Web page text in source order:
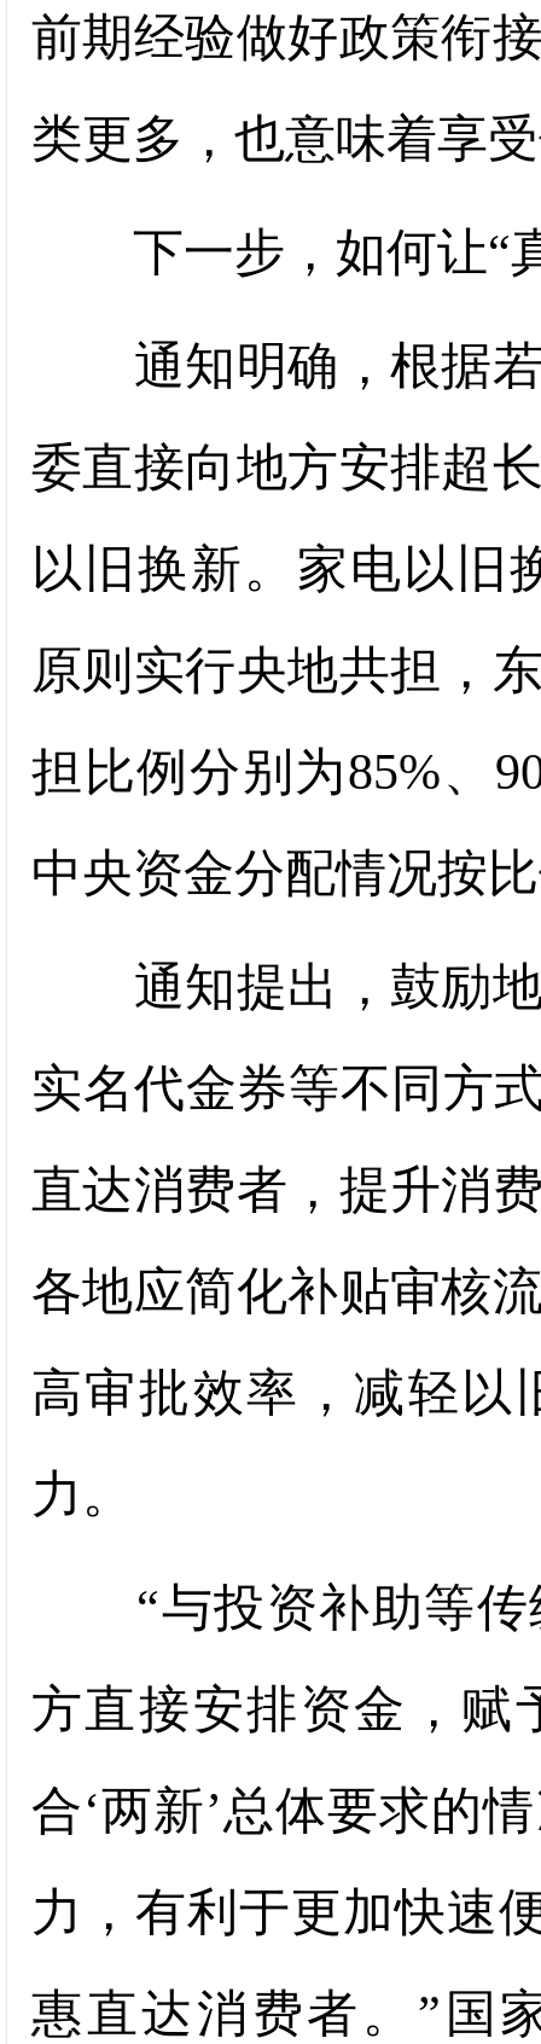
前期经验做好政策衔
类更多，也意味着享
下一步，如何让“
通知明确，根据若
委直接向地方安排超
以旧换新。家电以旧
原则实行央地共担，
担比例分别为85%、
中央资金分配情况按
通知提出，鼓励地
实名代金券等不同方
直达消费者，提升消
各地应简化补贴审核
高审批效率，减轻以
力。
“与投资补助等传
方直接安排资金，赋
合‘两新’总体要求的
力，有利于更加快速
惠直达消费者。”国